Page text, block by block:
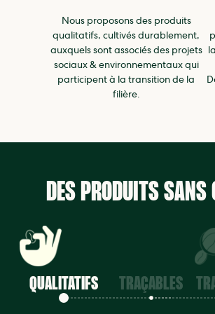
Nous proposons des produits
qualitatifs, cultivés durablement,
auxquels sont associés des projets
sociaux & environnementaux qui
participent à la transition de la
filière.
DES PRODUITS SANS
QUALITATIFS TRAÇABLES